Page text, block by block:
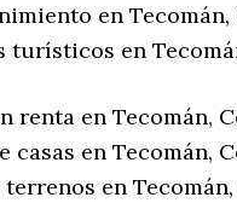
en Tecomán,
turísticos en
renta en Tecomán,
casas en Tecomán,
terrenos en